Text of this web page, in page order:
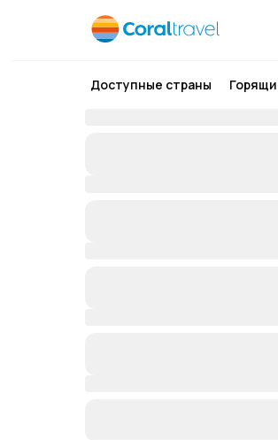
Доступные страны